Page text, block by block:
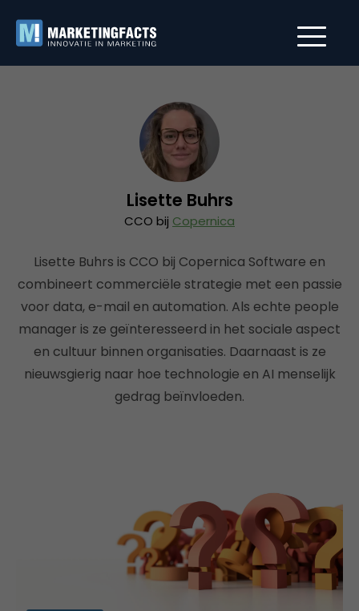
Lisette Buhrs
CCO bij Copernica
Lisette Buhrs is CCO bij Copernica Software en
combineert commerciële strategie met een passie
voor data, e-mail en automation. Als echte people
manager is ze geïnteresseerd in het sociale aspect
en cultuur binnen organisaties. Daarnaast is ze
nieuwsgierig naar hoe technologie en AI menselijk
gedrag beïnvloeden.